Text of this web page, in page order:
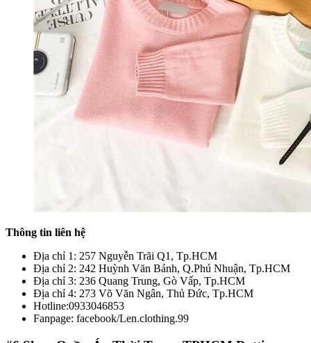
Thông tin liên hệ
Địa chỉ 1: 257 Nguyễn Trãi Q1, Tp.HCM
Địa chỉ 2: 242 Huỳnh Văn Bánh, Q.Phú Nhuận, Tp.HCM
Địa chỉ 3: 236 Quang Trung, Gò Vấp, Tp.HCM
Địa chỉ 4: 273 Võ Văn Ngân, Thủ Đức, Tp.HCM
Hotline:0933046853
Fanpage: facebook/Len.clothing.99